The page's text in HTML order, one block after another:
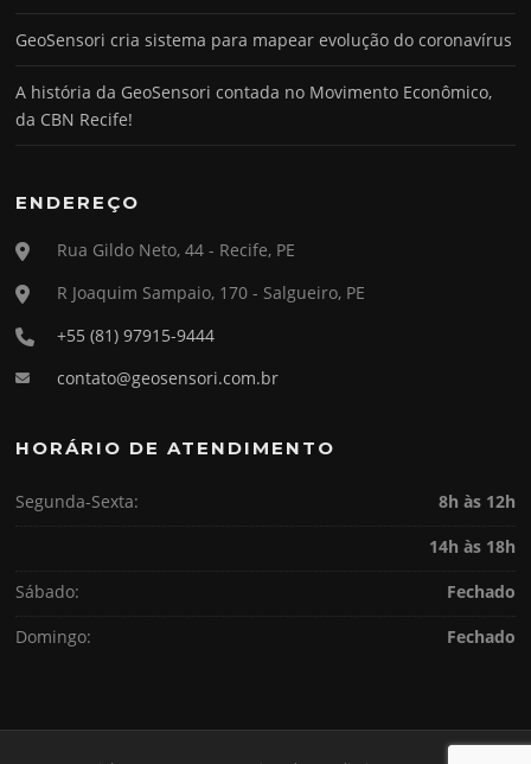
GeoSensori cria sistema para mapear evolução do coronavírus
A história da GeoSensori contada no Movimento Econômico,
da CBN Recife!
ENDEREÇO
Rua Gildo Neto, 44 - Recife, PE
R Joaquim Sampaio, 170 - Salgueiro, PE
+55 (81) 97915-9444
contato@geosensori.com.br
HORÁRIO DE ATENDIMENTO
Segunda-Sexta:
8h às 12h
14h às 18h
Sábado:
Fechado
Domingo:
Fechado